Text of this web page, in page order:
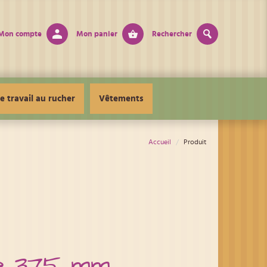
Accueil Produit
compte Mon panier Rechercher
travail au rucher Vêtements